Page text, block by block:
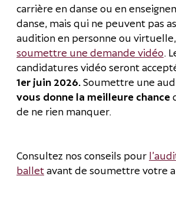
carrière en danse ou en
danse, mais qui ne peuvent pas
audition en personne ou
soumettre une demande vidéo .
candidatures vidéo seront
1er juin 2026. Soumettre une
vous donne la meilleure chance
de ne rien manquer.
Consultez nos conseils pour
balletavant de soumettre votre